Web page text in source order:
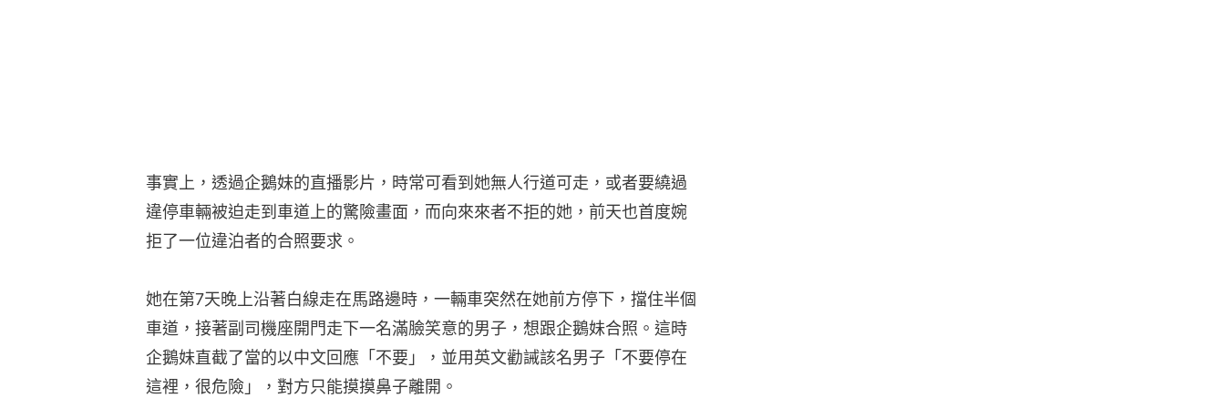
事實上，透過企鵝妹的直播影片，時常可看到她無人行道可走，或者要繞過
違停車輛被迫走到車道上的驚險畫面，而向來來者不拒的她，前天也首度婉
拒了一位違泊者的合照要求。
她在第7天晚上沿著白線走在馬路邊時，一輛車突然在她前方停下，擋住半個
車道，接著副司機座開門走下一名滿臉笑意的男子，想跟企鵝妹合照。這時
企鵝妹直截了當的以中文回應「不要」，並用英文勸誡該名男子「不要停在
這裡，很危險」，對方只能摸摸鼻子離開。